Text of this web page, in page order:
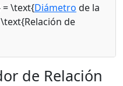
= \text{Diámetro de la
de
de Relación